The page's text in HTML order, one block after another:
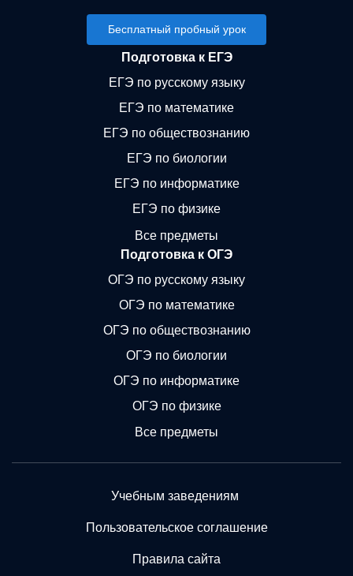
Бесплатный пробный урок
Подготовка к ЕГЭ
ЕГЭ по русскому языку
ЕГЭ по математике
ЕГЭ по обществознанию
ЕГЭ по биологии
ЕГЭ по информатике
ЕГЭ по физике
Все предметы
Подготовка к ОГЭ
ОГЭ по русскому языку
ОГЭ по математике
ОГЭ по обществознанию
ОГЭ по биологии
ОГЭ по информатике
ОГЭ по физике
Все предметы
Учебным заведениям
Пользовательское соглашение
Правила сайта